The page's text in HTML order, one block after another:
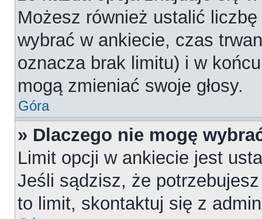
Możesz również ustalić
wybrać w ankiecie, czas
oznacza brak limitu) i w
mogą zmieniać swoje głosy.
Góra
» Dlaczego nie mogę
Limit opcji w ankiecie jest
Jeśli sądzisz, że
to limit, skontaktuj się z